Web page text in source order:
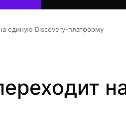
единую Discovery-платформу